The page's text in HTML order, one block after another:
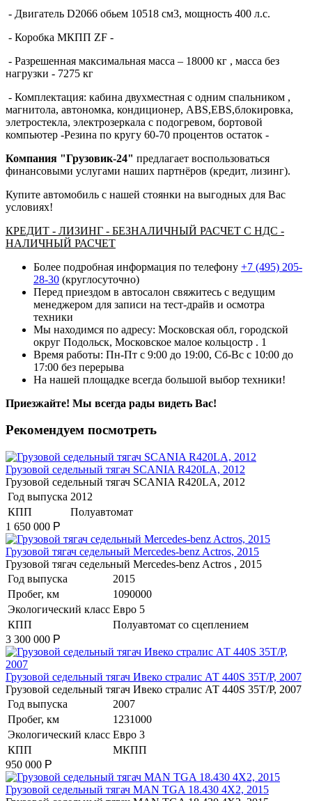
- Двигатель D2066 обьем 10518 см3, мощность 400 л.с.
- Коробка МКПП ZF -
- Разрешенная максимальная масса – 18000 кг , масса без
нагрузки - 7275 кг
- Комплектация: кабина двухместная с одним спальником ,
магнитола, автономка, кондиционер, ABS,EBS,блокировка,
элетростекла, электрозеркала с подогревом, бортовой
компьютер -Резина по кругу 60-70 процентов остаток -
Компания "Грузовик-24" предлагает воспользоваться
финансовыми услугами наших партнёров (кредит, лизинг).
Купите автомобиль с нашей стоянки на выгодных для Вас
условиях!
КРЕДИТ - ЛИЗИНГ - БЕЗНАЛИЧНЫЙ РАСЧЕТ С НДС -
НАЛИЧНЫЙ РАСЧЕТ
Более подробная информация по телефону +7 (495) 205-
28-30 (круглосуточно)
Перед приездом в автосалон свяжитесь с ведущим
менеджером для записи на тест-драйв и осмотра
техники
Мы находимся по адресу: Московская обл, городской
округ Подольск, Московское малое кольцостр . 1
Время работы: Пн-Пт с 9:00 до 19:00, Сб-Вс с 10:00 до
17:00 без перерыва
На нашей площадке всегда большой выбор техники!
Приезжайте! Мы всегда рады видеть Вас!
Рекомендуем посмотреть
Грузовой седельный тягач SCANIA R420LA, 2012
Грузовой седельный тягач SCANIA R420LA, 2012
Год выпуска 2012
КПП
Полуавтомат
1 650 000 Р
Грузовой тягач седельный Mercedes-benz Actros, 2015
Грузовой тягач седельный Mercedes-benz Actros , 2015
Год выпуска
2015
Пробег, км
1090000
Экологический класс Евро 5
КПП
Полуавтомат со сцеплением
3 300 000 Р
Грузовой седельный тягач Ивеко стралис АТ 440S 35T/P, 2007
Грузовой седельный тягач Ивеко стралис АТ 440S 35T/P, 2007
Год выпуска
2007
Пробег, км
1231000
Экологический класс Евро 3
КПП
МКПП
950 000 Р
​Грузовой седельный тягач MAN TGA 18.430 4X2, 2015